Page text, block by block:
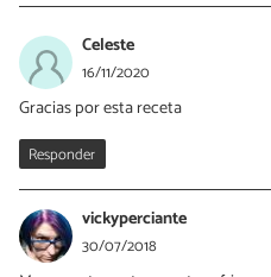
Celeste
16/11/2020
Gracias por esta receta
Responder
vickyperciante
30/07/2018